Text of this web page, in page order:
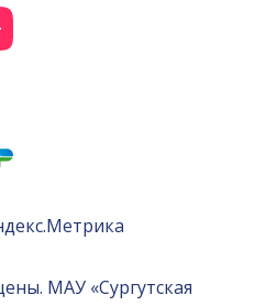
МАУ «Сургутская